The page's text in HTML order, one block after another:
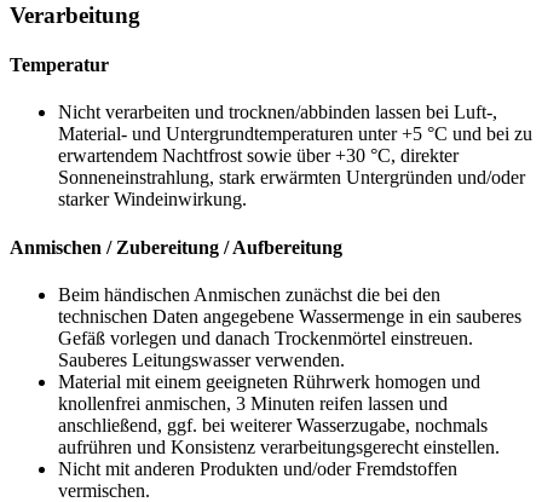
Verarbeitung
Temperatur
Nicht verarbeiten und trocknen/abbinden lassen bei Luft-,
Material- und Untergrundtemperaturen unter +5 °C und bei zu
erwartendem Nachtfrost sowie über +30 °C, direkter
Sonneneinstrahlung, stark erwärmten Untergründen und/oder
starker Windeinwirkung.
Anmischen / Zubereitung / Aufbereitung
Beim händischen Anmischen zunächst die bei den
technischen Daten angegebene Wassermenge in ein sauberes
Gefäß vorlegen und danach Trockenmörtel einstreuen.
Sauberes Leitungswasser verwenden.
Material mit einem geeigneten Rührwerk homogen und
knollenfrei anmischen, 3 Minuten reifen lassen und
anschließend, ggf. bei weiterer Wasserzugabe, nochmals
aufrühren und Konsistenz verarbeitungsgerecht einstellen.
Nicht mit anderen Produkten und/oder Fremdstoffen
vermischen.